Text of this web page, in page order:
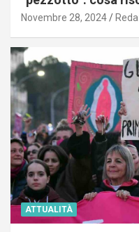
Novembre 28, 2024
ATTUALITÀ